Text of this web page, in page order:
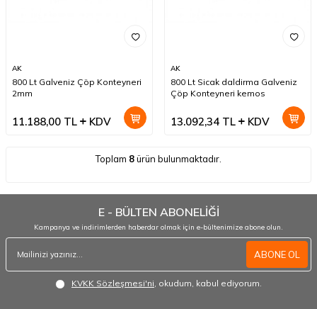
AK
800 Lt Galveniz Çöp Konteyneri
2mm
11.188,00 TL KDV
AK
800 Lt Sicak daldirma Galveniz
Çöp Konteyneri kemos
13.092,34 TL KDV
Toplam 8ürün bulunmaktadır.
E - BÜLTEN ABONELİĞİ
Kampanya ve indirimlerden haberdar olmak için e-bültenimize abone olun.
ABONE OL
KVKK Sözleşmesi'ni, okudum, kabul ediyorum.